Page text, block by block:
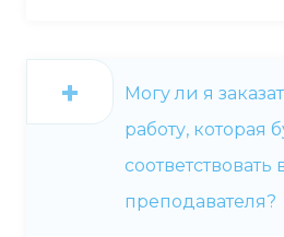
Могу ли я
работу, которая
преподавателя?